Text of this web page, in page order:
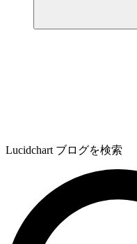
Lucidchart ブログを検索